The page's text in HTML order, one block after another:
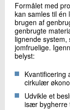
Formålet med
kan samles til én
brugen af
genbrugte
lignende
jomfruelige.
belyst:
Kvantificering
cirkulær
Udvikle et
især bygherre